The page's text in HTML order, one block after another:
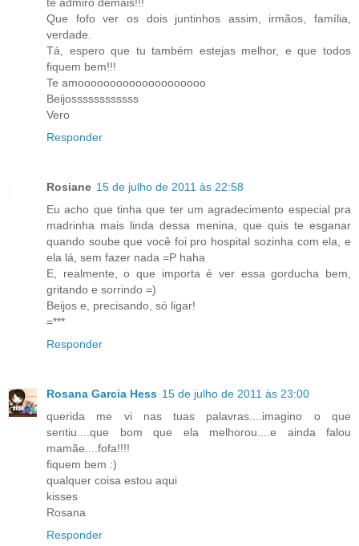
Que fofo ver os dois juntinhos assim, irmãos, família,
verdade.
Tá, espero que tu também estejas melhor, e que todos
fiquem bem!!!
Te amoooooooooooooooooooo
Beijossssssssssss
Vero
Responder
Rosiane 15 de julho de 2011 às 22:58
Eu acho que tinha que ter um agradecimento especial pra
madrinha mais linda dessa menina, que quis te esganar
quando soube que você foi pro hospital sozinha com ela, e
ela lá, sem fazer nada =P haha
E, realmente, o que importa é ver essa gorducha bem,
gritando e sorrindo =)
Beijos e, precisando, só ligar!
=***
Responder
Rosana Garcia Hess 15 de julho de 2011 às 23:00
querida me vi nas tuas palavras....imagino o que
sentiu....que bom que ela melhorou....e ainda falou
mamãe....fofa!!!!
fiquem bem :)
qualquer coisa estou aqui
kisses
Rosana
Responder